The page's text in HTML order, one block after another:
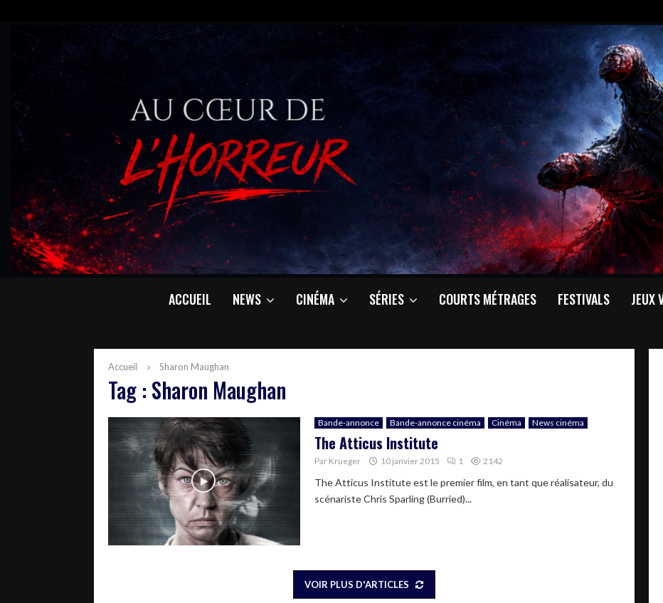
ACCUEIL NEWS CINÉMA SÉRIES COURTS MÉTRAGES FESTIVALS JEUX
Accueil Sharon Maughan
Tag : Sharon Maughan
Bande-annonce Bande-annonce cinéma Cinéma News cinéma
The Atticus Institute
Par Krueger 10 janvier 2015 1 2142
The Atticus Institute est le premier film, en tant que réalisateur, du
scénariste Chris Sparling (Burried)...
VOIR PLUS D'ARTICLES